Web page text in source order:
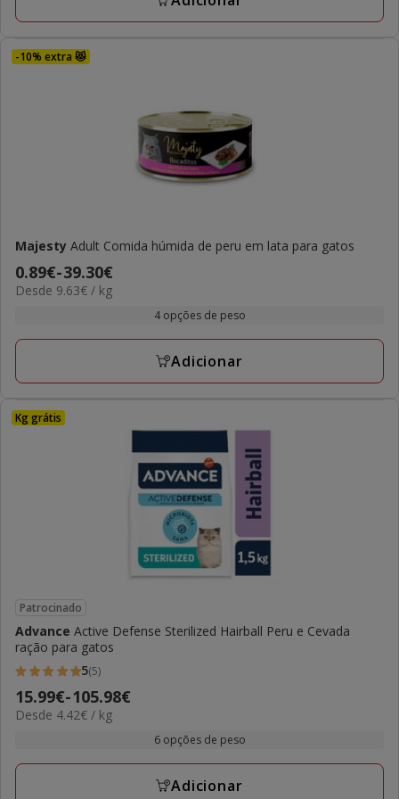
-10% extra 😻
Majesty Adult Comida húmida de peru em lata para gatos
Preço
de
a
0.89€-39.30€
9.63€
Desde 9.63€ / kg
4 opções de peso
Adicionar
Kg grátis
Patrocinado
Advance Active Defense Sterilized Hairball Peru e Cevada
ração para gatos
5
estrelas
com
avaliações
5(5)
Preço
de
a
15.99€-105.98€
4.42€
Desde 4.42€ / kg
6 opções de peso
Adicionar